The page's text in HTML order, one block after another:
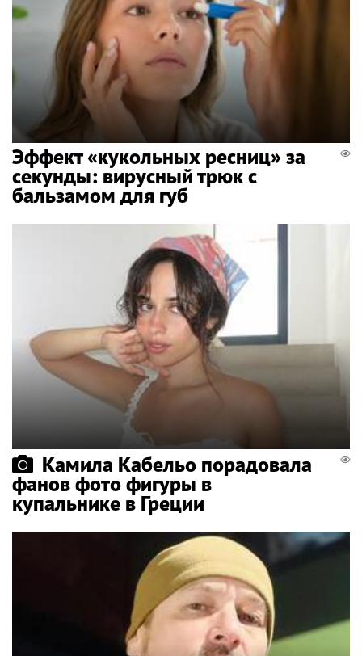
Эффект «кукольных ресниц» за
секунды: вирусный трюк с
бальзамом для губ
Камила Кабельо порадовала
фанов фото фигуры в
купальнике в Греции